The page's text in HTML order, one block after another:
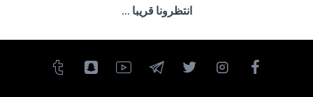
انتظرونا قريبا ...